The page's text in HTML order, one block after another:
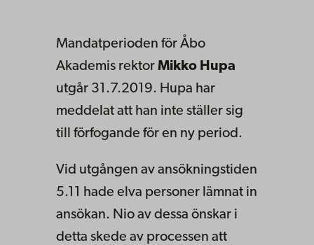
Mandatperioden för Åbo
Akademis rektor Mikko Hupa
utgår 31.7.2019. Hupa har
meddelat att han inte ställer sig
till förfogande för en ny period.
Vid utgången av ansökningstiden
5.11 hade elva personer lämnat in
ansökan. Nio av dessa önskar i
detta skede av processen att